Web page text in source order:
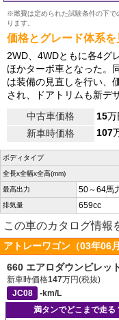
※燃費は定められた試験条件の下で
ります。
価格とグレード体系を
2WD、4WDともに各4グ
ほかターボ車となった。
は装備の見直しを行い、
され、ドアトリムも新デ
中古車価格
15万
新車時価格
107
ボディタイプ
全長x全幅x全高(mm)
最高出力 50～64馬
排気量 659cc
この車のカタログ情報
アトレーワゴン（03年06
660 エアロダウンビレッ
新車時価格147万円(税抜)
JC08
-km/L
満タンでどこまで走る